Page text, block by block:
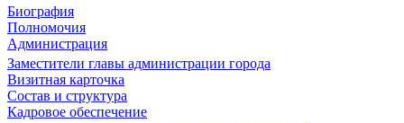
Биография
Полномочия
Администрация
Заместители главы администрации города
Визитная карточка
Состав и структура
Кадровое обеспечение